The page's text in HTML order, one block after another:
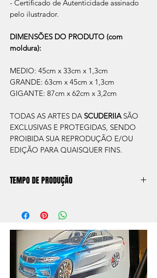
- Certificado de Autenticidade assinado
pelo ilustrador.
DIMENSÕES DO PRODUTO (com
moldura):
MEDIO: 45cm x 33cm x 1,3cm
GRANDE: 63cm x 45cm x 1,3cm
GIGANTE: 87cm x 62cm x 3,2cm
TODAS AS ARTES DA SCUDERIIA SÃO
EXCLUSIVAS E PROTEGIDAS, SENDO
PROIBIDA SUA REPRODUÇÃO E/OU
EDIÇÃO PARA QUAISQUER FINS.
TEMPO DE PRODUÇÃO
aprox. 5 dias úteis, após a confirmação de
compra.
Após a produçao, seguimos com o envio
no endereço que nos for informado na
compra ou disponibilizaremos para retirada
caso seja sua opção de compra.